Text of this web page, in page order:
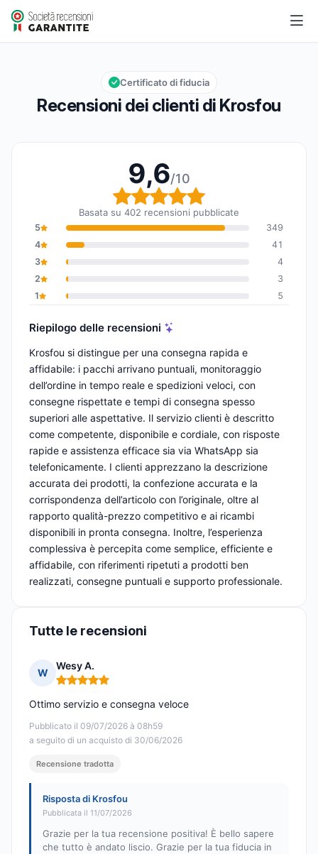
Krosfou
Valutazione globale: 9,6 su 10
9,6/10
Recensioni dei clienti di Krosfou
Certificato di fiducia
9,6/10
Valutazione globale:
Basata su 402 recensioni pubblicate
5
349
4
41
3
4
2
3
1
5
Riepilogo delle recensioni
Krosfou si distingue per una consegna rapida e
affidabile: i pacchi arrivano puntuali, monitoraggio
dell’ordine in tempo reale e spedizioni veloci, con
consegne rispettate e tempi di consegna spesso
superiori alle aspettative. Il servizio clienti è descritto
come competente, disponibile e cordiale, con risposte
rapide e assistenza efficace sia via WhatsApp sia
telefonicamente. I clienti apprezzano la descrizione
accurata dei prodotti, la confezione accurata e la
corrispondenza dell’articolo con l’originale, oltre al
rapporto qualità-prezzo competitivo e ai ricambi
disponibili in pronta consegna. Inoltre, l’esperienza
complessiva è percepita come semplice, efficiente e
affidabile, con riferimenti ripetuti a prodotti ben
realizzati, consegne puntuali e supporto professionale.
Tutte le recensioni
W
Wesy A.
Nota: 5 su 5
Pubblicato il 09/07/2026 à 08h59
a seguito di un acquisto di 30/06/2026
Ottimo servizio e consegna veloce
Recensione tradotta
Risposta di Krosfou
Pubblicata il 11/07/2026
Grazie per la tua recensione positiva! È bello sapere
che tutto è andato liscio. Grazie per la tua fiducia in